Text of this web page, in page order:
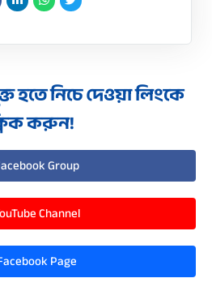
হতে নিচে দেওয়া লিংকে
করুন!
Group
Channel
Page